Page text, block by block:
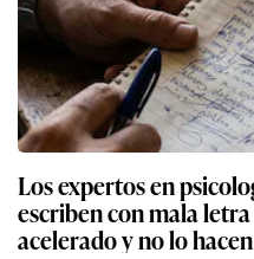
Los expertos en
escriben con mala
acelerado y no lo